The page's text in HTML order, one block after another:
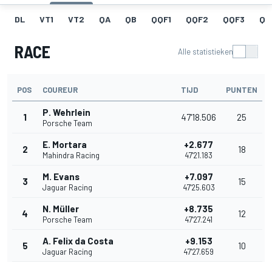
DL VT1 VT2 QA QB QQF1 QQF2 QQF3
RACE Alle statistieken
POS COUREUR TIJD PUNTEN
1 P. Wehrlein
Porsche Team
47'18.506 25
2 E. Mortara
Mahindra Racing
+2.677
47'21.183
18
3 M. Evans
Jaguar Racing
+7.097
47'25.603
15
4 N. Müller
Porsche Team
+8.735
47'27.241
12
5 A. Felix da Costa
Jaguar Racing
+9.153
47'27.659
10